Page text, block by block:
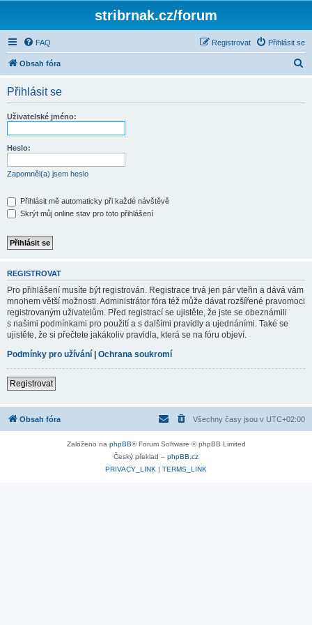
stribrnak.cz/forum
FAQ Přihlásit se
Registrovat
Obsah fóra
Přihlásit se
Uživatelské jméno:
Heslo:
Zapomněl(a) jsem heslo
Přihlásit mě automaticky při každé návštěvě
Skrýt můj online stav pro toto přihlášení
REGISTROVAT
Pro přihlášení musíte být registrován. Registrace trvá jen pár vteřin a dává vám
mnohem větší možnosti. Administrátor fóra též může dávat rozšířené pravomoci
registrovaným uživatelům. Před registrací se ujistěte, že jste se obeznámili
s našimi podmínkami pro použití a s dalšími pravidly a ujednáními. Také se
ujistěte, že si přečtete jakákoliv pravidla, která se na fóru objeví.
Podmínky pro užívání | Ochrana soukromí
Registrovat
Obsah fóra Všechny časy jsou v UTC+02:00
Založeno na phpBB® Forum Software © phpBB Limited
Český překlad – phpBB.cz
PRIVACY_LINK | TERMS_LINK